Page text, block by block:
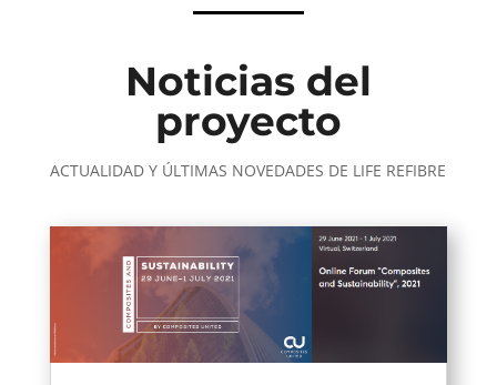
Noticias del
proyecto
ACTUALIDAD Y ÚLTIMAS NOVEDADES DE LIFE REFIBRE